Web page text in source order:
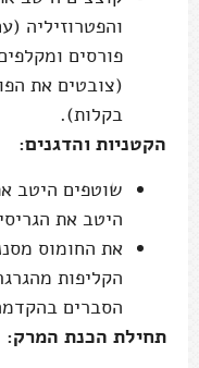
שוטפים היטב
היטב את
את החומוס
הקליפות
הסברים
תחילת הכנת המרק:
מוסיפים את
3-4 דקות מעל להבה בינונית.
מעשבי
והעגבניות